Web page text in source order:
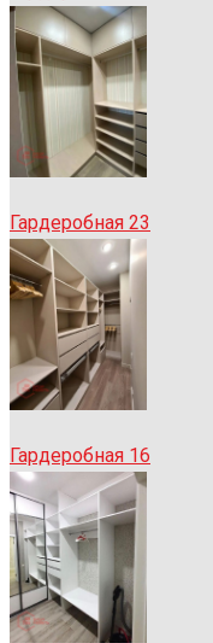
Гардеробная 23
Гардеробная 16